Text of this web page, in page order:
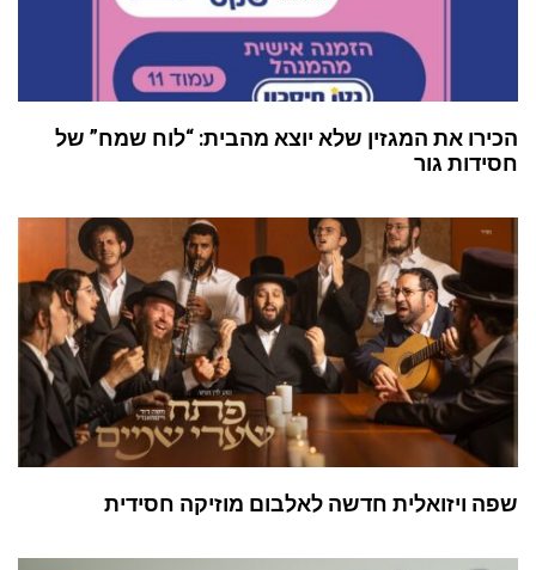
הכירו את המגזין שלא יוצא מהבית: “לוח שמח” של
חסידות גור
שפה ויזואלית חדשה לאלבום מוזיקה חסידית